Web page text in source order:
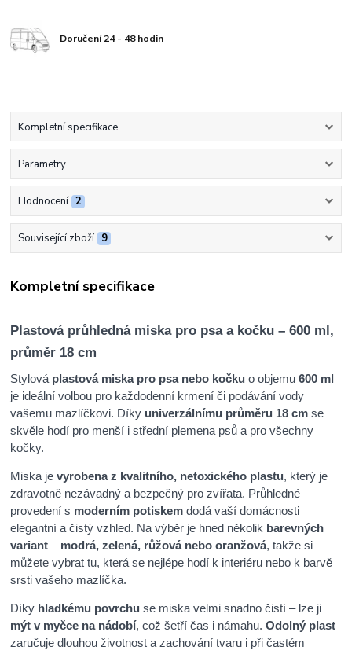
Doručení 24 - 48 hodin
Kompletní specifikace
Parametry
Hodnocení 2
Související zboží 9
Kompletní specifikace
Plastová průhledná miska pro psa a kočku – 600 ml,
průměr 18 cm
Stylová plastová miska pro psa nebo kočku o objemu600 ml
je ideální volbou pro každodenní krmení či podávání vody
vašemu mazlíčkovi. Díky univerzálnímu průměru 18 cm se
skvěle hodí pro menší i střední plemena psů a pro všechny
kočky.
Miska jevyrobena z kvalitního, netoxického plastu, který je
zdravotně nezávadný a bezpečný pro zvířata. Průhledné
provedení s moderním potiskem dodá vaší domácnosti
elegantní a čistý vzhled. Na výběr je hned několik barevných
variant – modrá, zelená, růžová nebo oranžová, takže si
můžete vybrat tu, která se nejlépe hodí k interiéru nebo k barvě
srsti vašeho mazlíčka.
Díky hladkému povrchu se miska velmi snadno čistí – lze ji
mýt v myčce na nádobí, což šetří čas i námahu.Odolný plast
zaručuje dlouhou životnost a zachování tvaru i při častém